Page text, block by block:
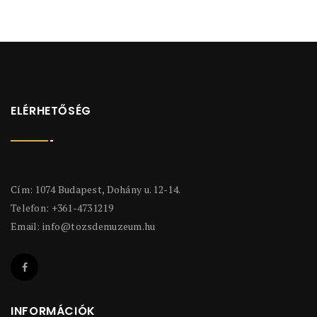
ELÉRHETŐSÉG
Cím: 1074 Budapest, Dohány u. 12-14.
Telefon: +361-4731219
Email: info@tozsdemuzeum.hu
INFORMÁCIÓK